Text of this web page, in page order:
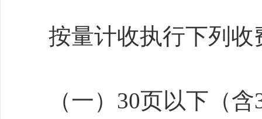
按量计收执行下列收
（一）30页以下（